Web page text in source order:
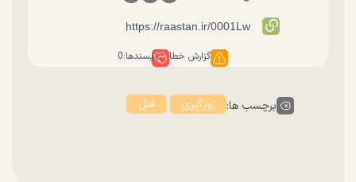
گزارش خطا پسندها:0
برچسب ها: زورگیری قتل